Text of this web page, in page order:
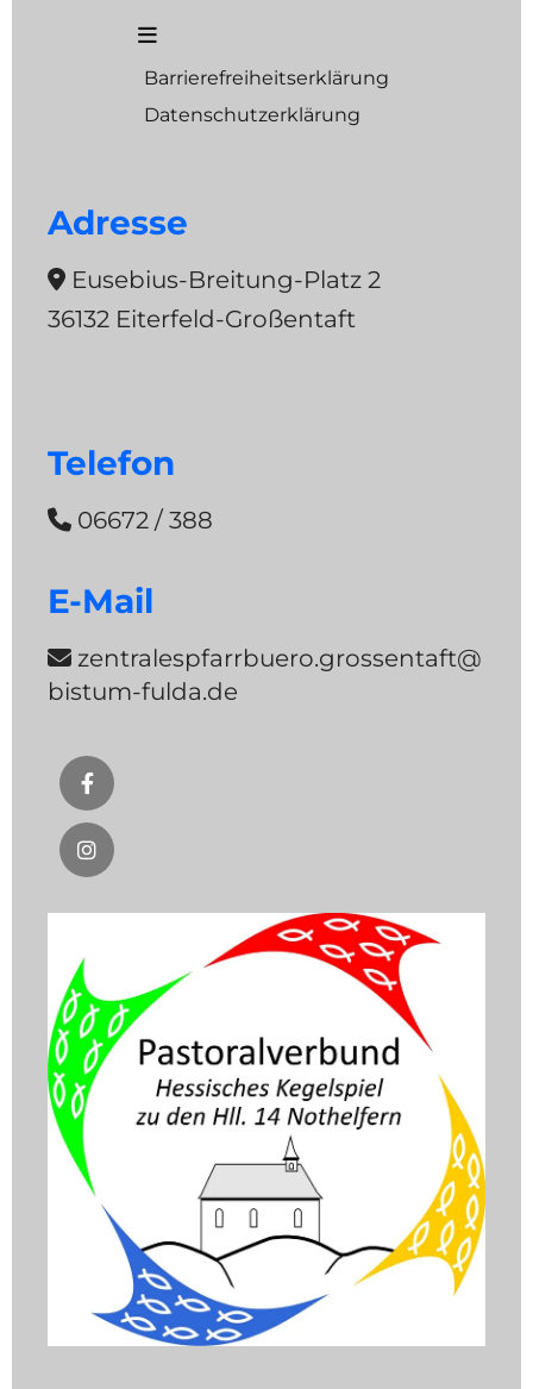
Barrierefreiheitserklärung
Datenschutzerklärung
Adresse
 Eusebius-Breitung-Platz 2
36132 Eiterfeld-Großentaft
Telefon
 06672 / 388
E-Mail
 zentralespfarrbuero.grossentaft@
bistum-fulda.de